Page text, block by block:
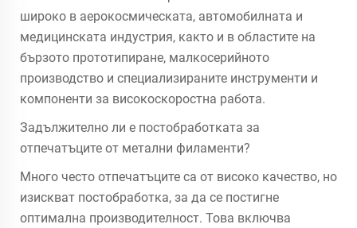
широко в аерокосмическата, автомобилната и
медицинската индустрия, както и в областите на
бързото прототипиране, малкосерийното
производство и специализираните инструменти и
компоненти за високоскоростна работа.
Задължително ли е постобработката за
отпечатъците от метални филаменти?
Много често отпечатъците са от високо качество, но
изискват постобработка, за да се постигне
оптимална производителност. Това включва